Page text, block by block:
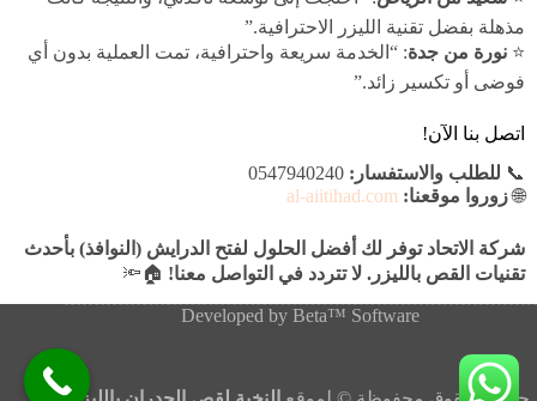
مذهلة بفضل تقنية الليزر الاحترافية.”
⭐ نورة من جدة: “الخدمة سريعة واحترافية، تمت العملية بدون أي
فوضى أو تكسير زائد.”
اتصل بنا الآن!
📞 للطلب والاستفسار:
🌐زوروا موقعنا: al-aiitihad.com
شركة الاتحاد توفر لك أفضل الحلول لفتح الدرايش (النوافذ) بأحدث
تقنيات القص بالليزر. لا تتردد في التواصل معنا! 🏠🔦
Developed by Beta™️ Software